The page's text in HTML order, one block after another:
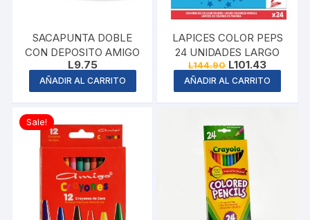
SACAPUNTA DOBLE
CON DEPOSITO AMIGO
L9.75
AÑADIR AL CARRITO
LAPICES COLOR PEPS
24 UNIDADES LARGO
L144.90 Original
price
was:
L144.90.
L101.43Current
price
is:
L101.43.
AÑADIR AL CARRITO
Sale!